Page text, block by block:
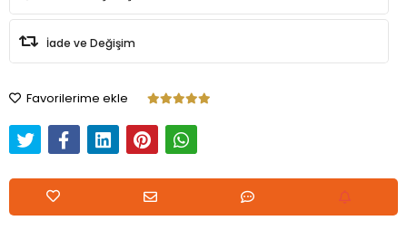
İade ve Değişim
Favorilerime ekle